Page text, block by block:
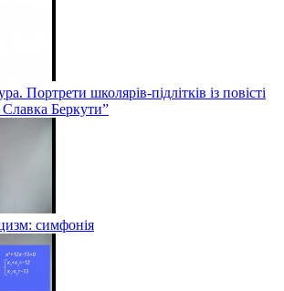
Портрети школярів-підлітків із повісті
Беркути”
симфонія